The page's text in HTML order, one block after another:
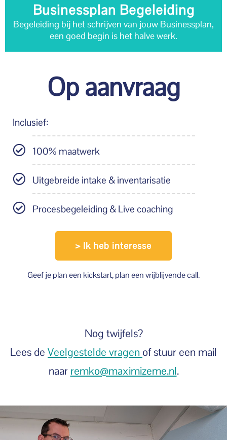
Businessplan Begeleiding
Begeleiding bij het schrijven van jouw Businessplan,
een goed begin is het halve werk.
Op aanvraag
Inclusief:
100% maatwerk
Uitgebreide intake & inventarisatie
Procesbegeleiding & Live coaching
> Ik heb interesse
Geef je plan een kickstart, plan een vrijblijvende call.
Nog twijfels?
Lees de Veelgestelde vragen of stuur een mail
naar remko@maximizeme.nl.